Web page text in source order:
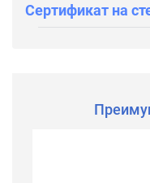
Сертификат на